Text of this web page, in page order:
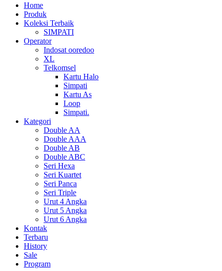
Home
Produk
Koleksi Terbaik
SIMPATI
Operator
Indosat ooredoo
XL
Telkomsel
Kartu Halo
Simpati
Kartu As
Loop
Simpati.
Kategori
Double AA
Double AAA
Double AB
Double ABC
Seri Hexa
Seri Kuartet
Seri Panca
Seri Triple
Urut 4 Angka
Urut 5 Angka
Urut 6 Angka
Kontak
Terbaru
History
Sale
Program